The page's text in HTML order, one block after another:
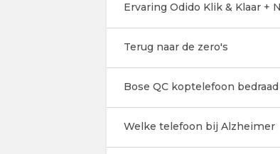
Ervaring Odido Klik & Klaar +
Terug naar de zero's
Bose QC koptelefoon
Welke telefoon bij Alzheimer